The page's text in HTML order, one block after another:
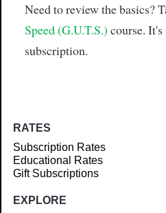
Need to review the basics?
Speed (G.U.T.S.) course.
subscription.
RATES
Subscription Rates
Educational Rates
Gift Subscriptions
EXPLORE